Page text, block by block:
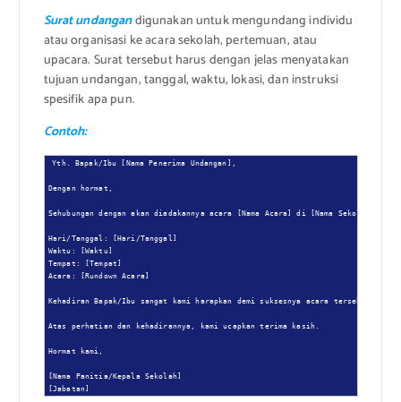
Surat undangandigunakan untuk mengundang individu
atau organisasi ke acara sekolah, pertemuan, atau
upacara. Surat tersebut harus dengan jelas menyatakan
tujuan undangan, tanggal, waktu, lokasi, dan instruksi
spesifik apa pun.
Contoh:
Yth. Bapak/Ibu [Nama Penerima Undangan],
Dengan hormat,
Sehubungan dengan akan diadakannya acara [Nama Acara] di [Nama Sekolah],
Hari/Tanggal: [Hari/Tanggal]
Waktu: [Waktu]
Tempat: [Tempat]
Acara: [Rundown Acara]
Kehadiran Bapak/Ibu sangat kami harapkan demi suksesnya acara tersebut.
Atas perhatian dan kehadirannya, kami ucapkan terima kasih.
Hormat kami,
[Nama Panitia/Kepala Sekolah]
[Jabatan]